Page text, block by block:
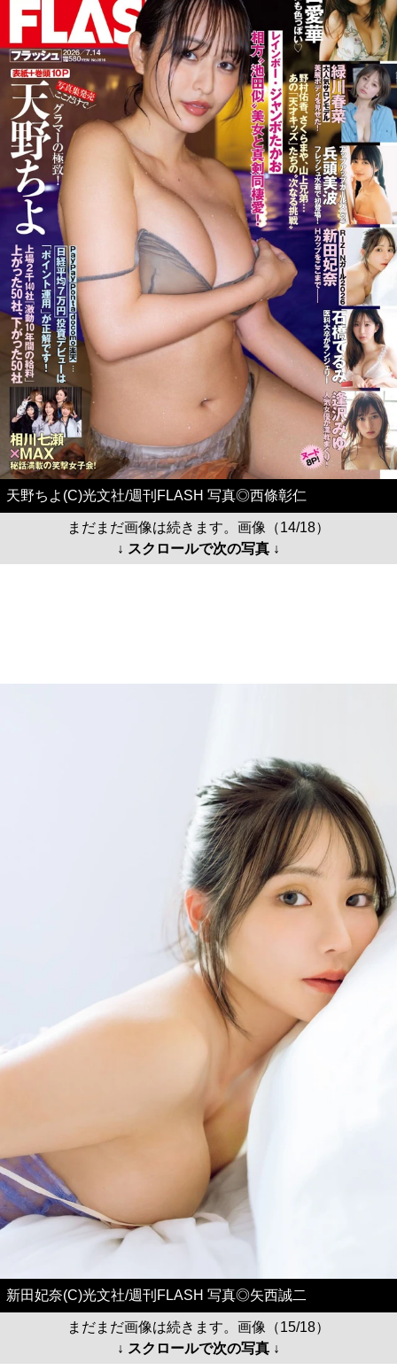
天野ちよ(C)光文社/週刊FLASH 写真◎西條彰仁
まだまだ画像は続きます。画像（14/18）
↓ スクロールで次の写真 ↓
新田妃奈(C)光文社/週刊FLASH 写真◎矢西誠二
まだまだ画像は続きます。画像（15/18）
↓ スクロールで次の写真 ↓